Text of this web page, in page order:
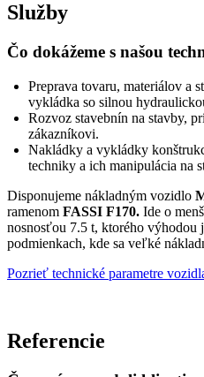
Služby
Čo dokážeme s našou
Preprava tovaru, materiálov a
vykládka so silnou
Rozvoz stavebnín na stavby,
zákazníkovi.
Nakládky a vykládky
techniky a ich manipulácia na
Disponujeme nákladným vozidlo
ramenom FASSI F170. Ide o
nosnosťou 7.5 t, ktorého výhodou
podmienkach, kde sa veľké
Pozrieť technické parametre
Referencie